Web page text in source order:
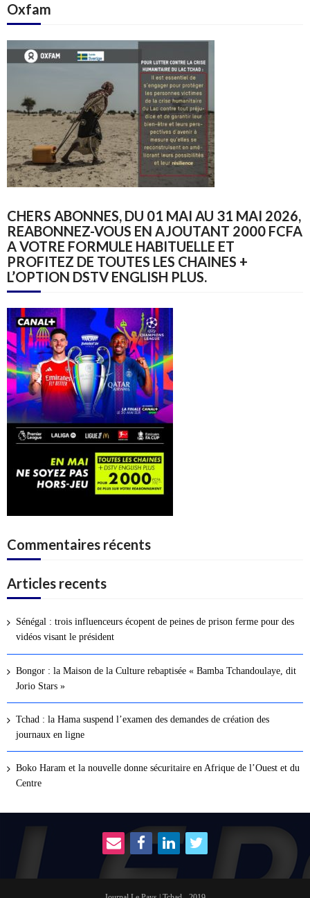
Oxfam
CHERS ABONNES, DU 01 MAI AU 31 MAI 2026,
REABONNEZ-VOUS EN AJOUTANT 2000 FCFA
A VOTRE FORMULE HABITUELLE ET
PROFITEZ DE TOUTES LES CHAINES +
L’OPTION DSTV ENGLISH PLUS.
Commentaires récents
Articles recents
Sénégal : trois influenceurs écopent de peines de prison ferme pour des
vidéos visant le président
Bongor : la Maison de la Culture rebaptisée « Bamba Tchandoulaye, dit
Jorio Stars »
Tchad : la Hama suspend l’examen des demandes de création des
journaux en ligne
Boko Haram et la nouvelle donne sécuritaire en Afrique de l’Ouest et du
Centre